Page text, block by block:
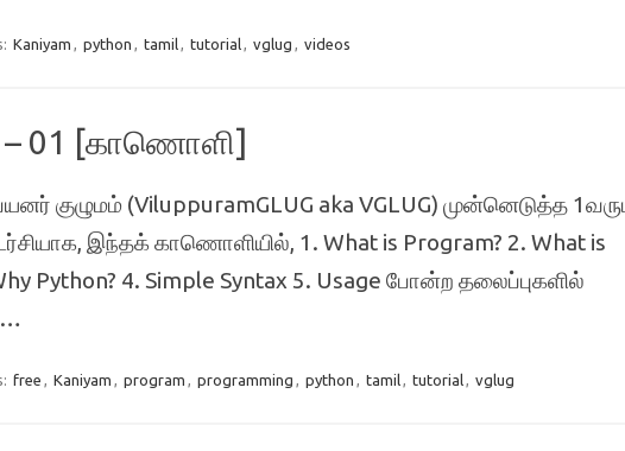
Kaniyam , python , tamil, tutorial, vglug , videos
– 01 [காணொளி]
குழுமம் (ViluppuramGLUG aka VGLUG) முன்னெடுத்த 1வருட
இந்தக் காணொளியில், 1. What is Program? 2. What is
Python? 4. Simple Syntax 5. Usage போன்ற தலைப்புகளில்
free , Kaniyam , program , programming , python , tamil, tutorial, vglug